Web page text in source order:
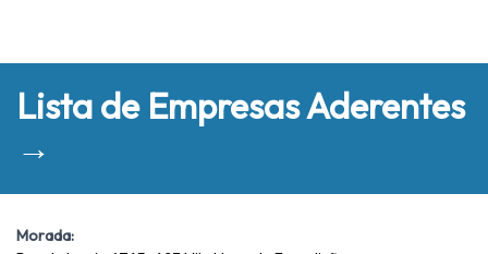
Lista de Empresas Aderentes
→
Morada: